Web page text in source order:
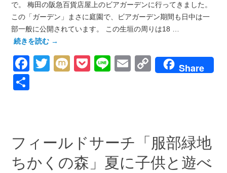
で。 梅田の阪急百貨店屋上のビアガーデンに行ってきました。
この「ガーデン」まさに庭園で、ビアガーデン期間も日中は一
部一般に公開されています。 この生垣の周りは18 …
続きを読む →
Facebook
Twitter
MixiPocket
LineEmailCopyShare
フィールドサーチ「服部緑地
ちかくの森」夏に子供と遊べ